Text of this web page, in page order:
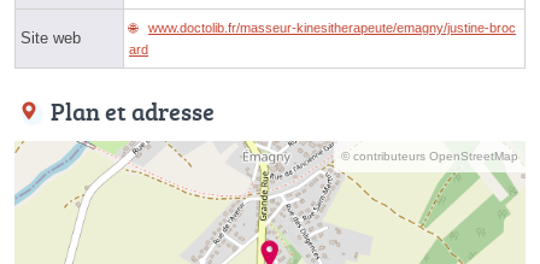
Site web
www.doctolib.fr/masseur-kinesitherapeute/emagny/justine-broc
ard
Plan et adresse
© contributeurs OpenStreetMap